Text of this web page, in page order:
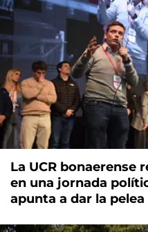
La UCR bonaerense
en una jornada
apunta a dar la pelea